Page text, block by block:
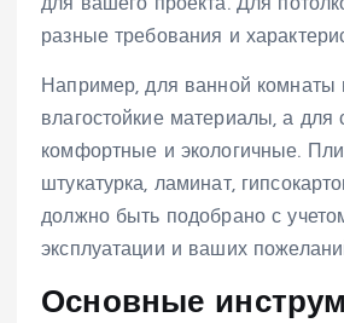
для вашего проекта. Для
разные требования и
Например, для ванной комнаты
влагостойкие материалы, а для
комфортные и экологичные.
штукатурка, ламинат,
должно быть подобрано с
эксплуатации и ваших
Основные